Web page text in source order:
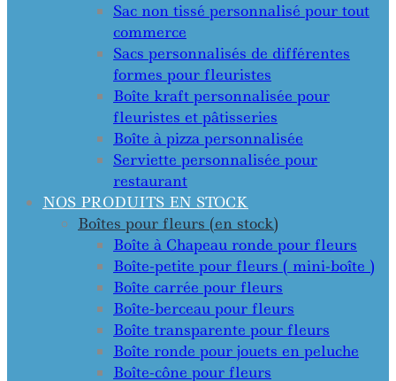
Sac non tissé personnalisé pour tout
commerce
Sacs personnalisés de différentes
formes pour fleuristes
Boîte kraft personnalisée pour
fleuristes et pâtisseries
Boîte à pizza personnalisée
Serviette personnalisée pour
restaurant
NOS PRODUITS EN STOCK
Boîtes pour fleurs (en stock)
Boîte à Chapeau ronde pour fleurs
Boîte-petite pour fleurs ( mini-boîte )
Boîte carrée pour fleurs
Boîte-berceau pour fleurs
Boîte transparente pour fleurs
Boîte ronde pour jouets en peluche
Boîte-cône pour fleurs